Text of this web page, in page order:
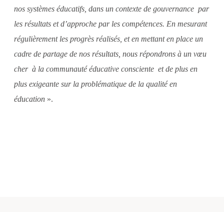
nos systèmes éducatifs, dans un contexte de gouvernance par
les résultats et d’approche par les compétences. En mesurant
régulièrement les progrès réalisés, et en mettant en place un
cadre de partage de nos résultats, nous répondrons à un vœu
cher à la communauté éducative consciente et de plus en
plus exigeante sur la problématique de la qualité en
éducation ».